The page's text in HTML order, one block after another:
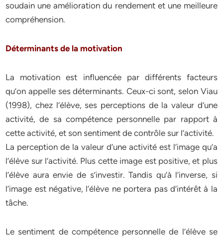
soudain une amélioration du rendement et une meilleure
compréhension.
Déterminants de la motivation
La motivation est influencée par différents facteurs
qu’on appelle ses déterminants. Ceux-ci sont, selon Viau
(1998), chez l’élève, ses perceptions de la valeur d’une
activité, de sa compétence personnelle par rapport à
cette activité, et son sentiment de contrôle sur l’activité.
La perception de la valeur d’une activité est l’image qu’a
l’élève sur l’activité. Plus cette image est positive, et plus
l’élève aura envie de s’investir. Tandis qu’à l’inverse, si
l’image est négative, l’élève ne portera pas d’intérêt à la
tâche.
Le sentiment de compétence personnelle de l’élève se